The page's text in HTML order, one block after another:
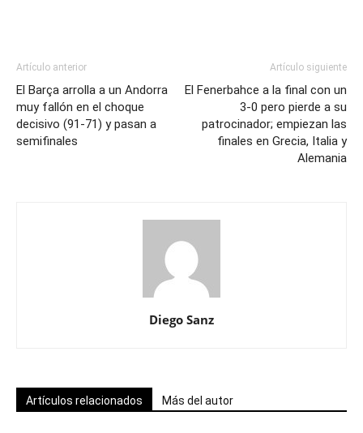
Artículo anterior
El Barça arrolla a un Andorra
muy fallón en el choque
decisivo (91-71) y pasan a
semifinales
Artículo siguiente
El Fenerbahce a la final con un
3-0 pero pierde a su
patrocinador; empiezan las
finales en Grecia, Italia y
Alemania
Diego Sanz
Artículos relacionados Más del autor